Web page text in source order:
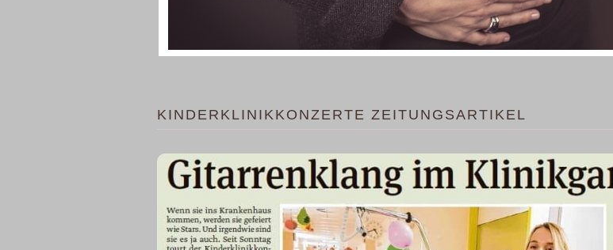
KINDERKLINIKKONZERTE ZEITUNGSARTIKEL